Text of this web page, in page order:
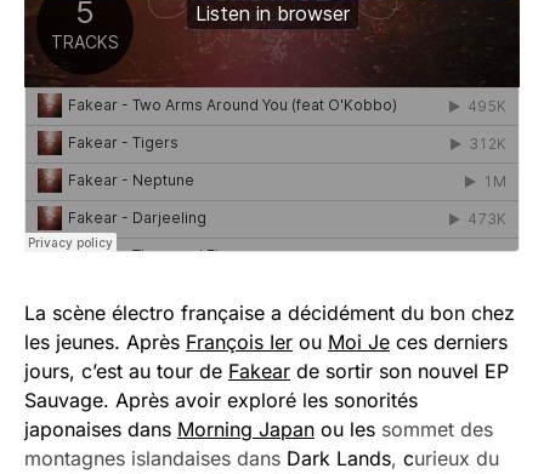
La scène électro française a décidément du bon chez
les jeunes. Après François Ier ou Moi Je ces derniers
jours, c’est au tour de Fakear de sortir son nouvel EP
Sauvage. Après avoir exploré les sonorités
japonaises dans Morning Japan ou les sommet des
montagnes islandaises dans Dark Lands, curieux du